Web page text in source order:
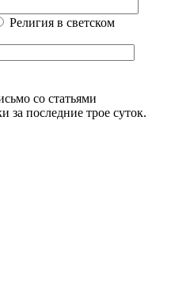
Религия в светском
со статьями
последние трое суток.